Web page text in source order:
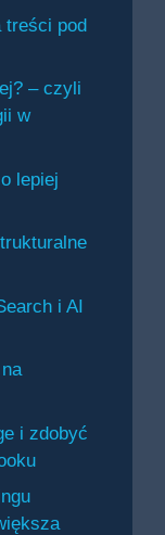
treści pod
– czyli
w
lepiej
i AI
i zdobyć